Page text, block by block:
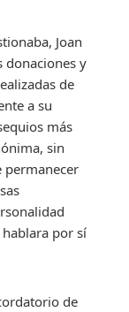
Joan
donaciones y
de
a su
más
sin
permanecer
por sí
de